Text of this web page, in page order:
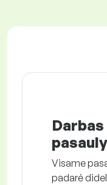
Visame
padarė